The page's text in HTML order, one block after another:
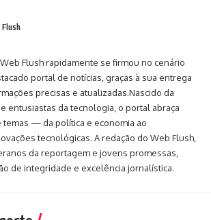
Web Flush rapidamente se firmou no cenário
portal de notícias, graças à sua entrega
precisas e atualizadas.Nascido da
entusiastas da tecnologia, o portal abraça
temas — da política e economia ao
tecnológicas. A redação do Web Flush,
da reportagem e jovens promessas,
de integridade e excelência jornalística.